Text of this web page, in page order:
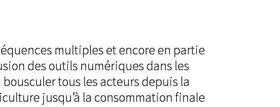
multiples et encore en partie
des outils numériques dans les
tous les acteurs depuis la
jusqu’à la consommation finale